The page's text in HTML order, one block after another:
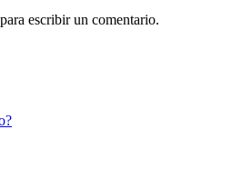
escribir un comentario.